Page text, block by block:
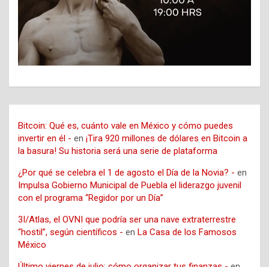
Bitcoin: Qué es, cuánto vale en México y cómo puedes
invertir en él - en ¡Tira 920 millones de dólares en Bitcoin a
la basura! Su historia será una serie de plataforma
¿Por qué se celebra el 1 de agosto el Día de la Novia? - en
Impulsa Gobierno Municipal de Puebla el liderazgo juvenil
con el programa “Regidor por un Día”
3I/Atlas, el OVNI que podría ser una nave extraterrestre
“hostil”, según científicos - en La Casa de los Famosos
México